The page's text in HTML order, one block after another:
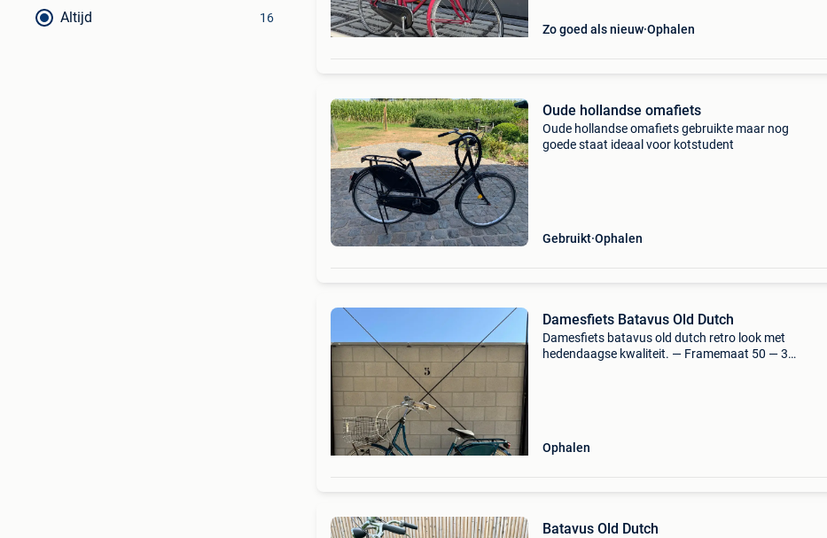
Altijd 16
Zo goed als nieuw Ophalen
Oude hollandse omafiets
Oude hollandse omafiets gebruikte maar nog
goede staat ideaal voor kotstudent
Gebruikt Ophalen
Damesfiets Batavus Old Dutch
Damesfiets batavus old dutch retro look met
hedendaagse kwaliteit. — Framemaat 50 — 3
Ophalen
Batavus Old Dutch